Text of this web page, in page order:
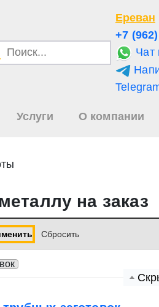
Ереван
+7
Чат
Услуги О компании
на заказ
Cбросить